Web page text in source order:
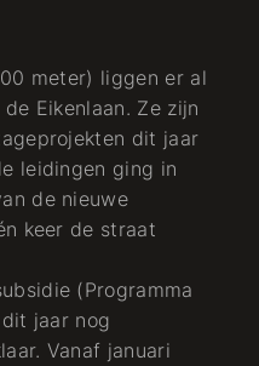
meter) liggen er al
Eikenlaan. Ze zijn
dit jaar
leidingen ging in
de nieuwe
keer de straat
(Programma
jaar nog
Vanaf januari